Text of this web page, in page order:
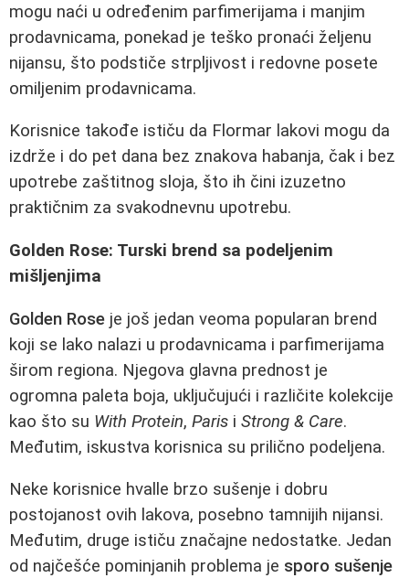
mogu naći u određenim parfimerijama i manjim
prodavnicama, ponekad je teško pronaći željenu
nijansu, što podstiče strpljivost i redovne posete
omiljenim prodavnicama.
Korisnice takođe ističu da Flormar lakovi mogu da
izdrže i do pet dana bez znakova habanja, čak i bez
upotrebe zaštitnog sloja, što ih čini izuzetno
praktičnim za svakodnevnu upotrebu.
Golden Rose: Turski brend sa podeljenim
mišljenjima
Golden Rose je još jedan veoma popularan brend
koji se lako nalazi u prodavnicama i parfimerijama
širom regiona. Njegova glavna prednost je
ogromna paleta boja, uključujući i različite kolekcije
kao što su With Protein, Paris i Strong & Care.
Međutim, iskustva korisnica su prilično podeljena.
Neke korisnice hvalle brzo sušenje i dobru
postojanost ovih lakova, posebno tamnijih nijansi.
Međutim, druge ističu značajne nedostatke. Jedan
od najčešće pominjanih problema je sporo sušenje